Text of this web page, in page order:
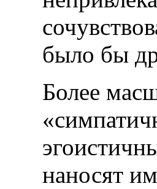
было бы
Более
наносят